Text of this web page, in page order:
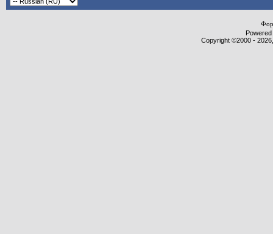
Copyright ©2000 -